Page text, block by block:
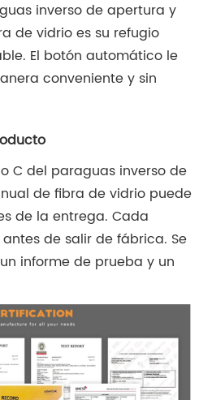
inverso de apertura y
de vidrio es su refugio
El botón automático le
conveniente y sin
C del paraguas inverso de
de fibra de vidrio puede
de la entrega. Cada
de salir de fábrica. Se
informe de prueba y un